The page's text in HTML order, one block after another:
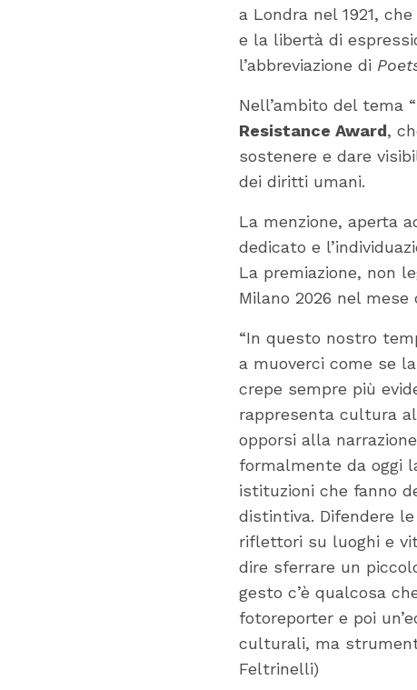
a Londra nel 1921,
e la libertà di
l’abbreviazione di
Nell’ambito del tema
Resistance Award,
sostenere e dare
dei diritti umani.
La menzione, aperta
dedicato e
La premiazione, non
Milano 2026 nel mese
“In questo nostro
a muoverci come se
crepe sempre più
rappresenta cultura
opporsi alla
formalmente da oggi
istituzioni che fanno
distintiva. Difendere
riflettori su luoghi e
dire sferrare un
gesto c’è qualcosa
fotoreporter e poi
culturali, ma
Feltrinelli)